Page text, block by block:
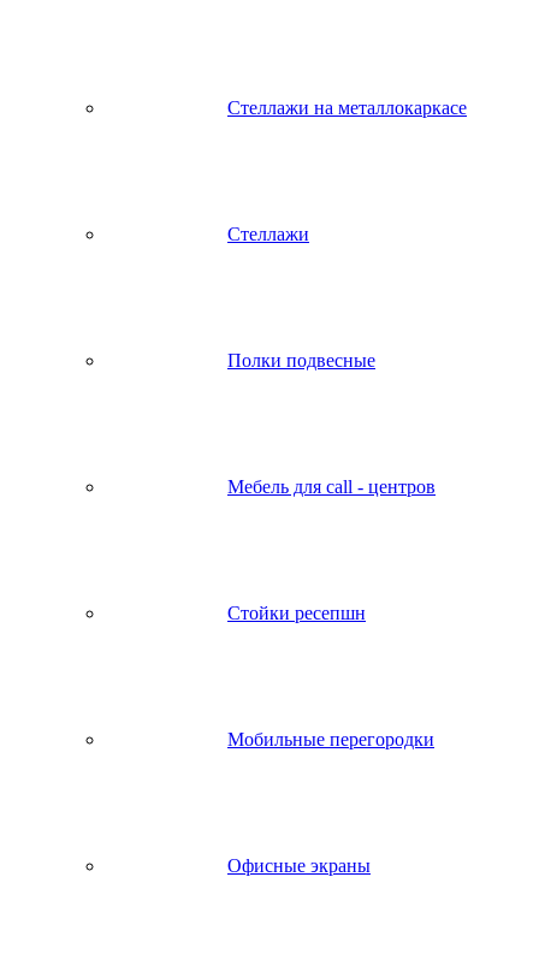
Стеллажи на металлокаркасе
Стеллажи
Полки подвесные
Мебель для call - центров
Стойки ресепшн
Мобильные перегородки
Офисные экраны